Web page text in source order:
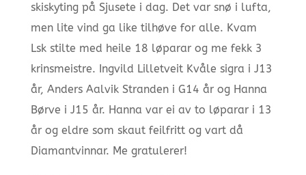
skiskyting på Sjusete i dag. Det var snø i lufta,
men lite vind ga like tilhøve for alle. Kvam
Lsk stilte med heile 18 løparar og me fekk 3
krinsmeistre. Ingvild Lilletveit Kvåle sigra i J13
år, Anders Aalvik Stranden i G14 år og Hanna
Børve i J15 år. Hanna var ei av to løparar i 13
år og eldre som skaut feilfritt og vart då
Diamantvinnar. Me gratulerer!